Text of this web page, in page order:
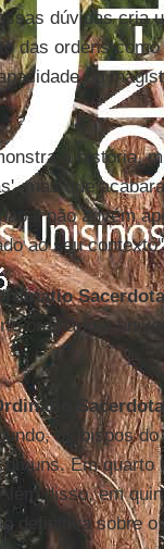
dúvidas cria
das ordens
do
a história,
mas que
não advém
ao seu
ordinário e
os bispos
Em quarto
disso, em
definitiva sobre o